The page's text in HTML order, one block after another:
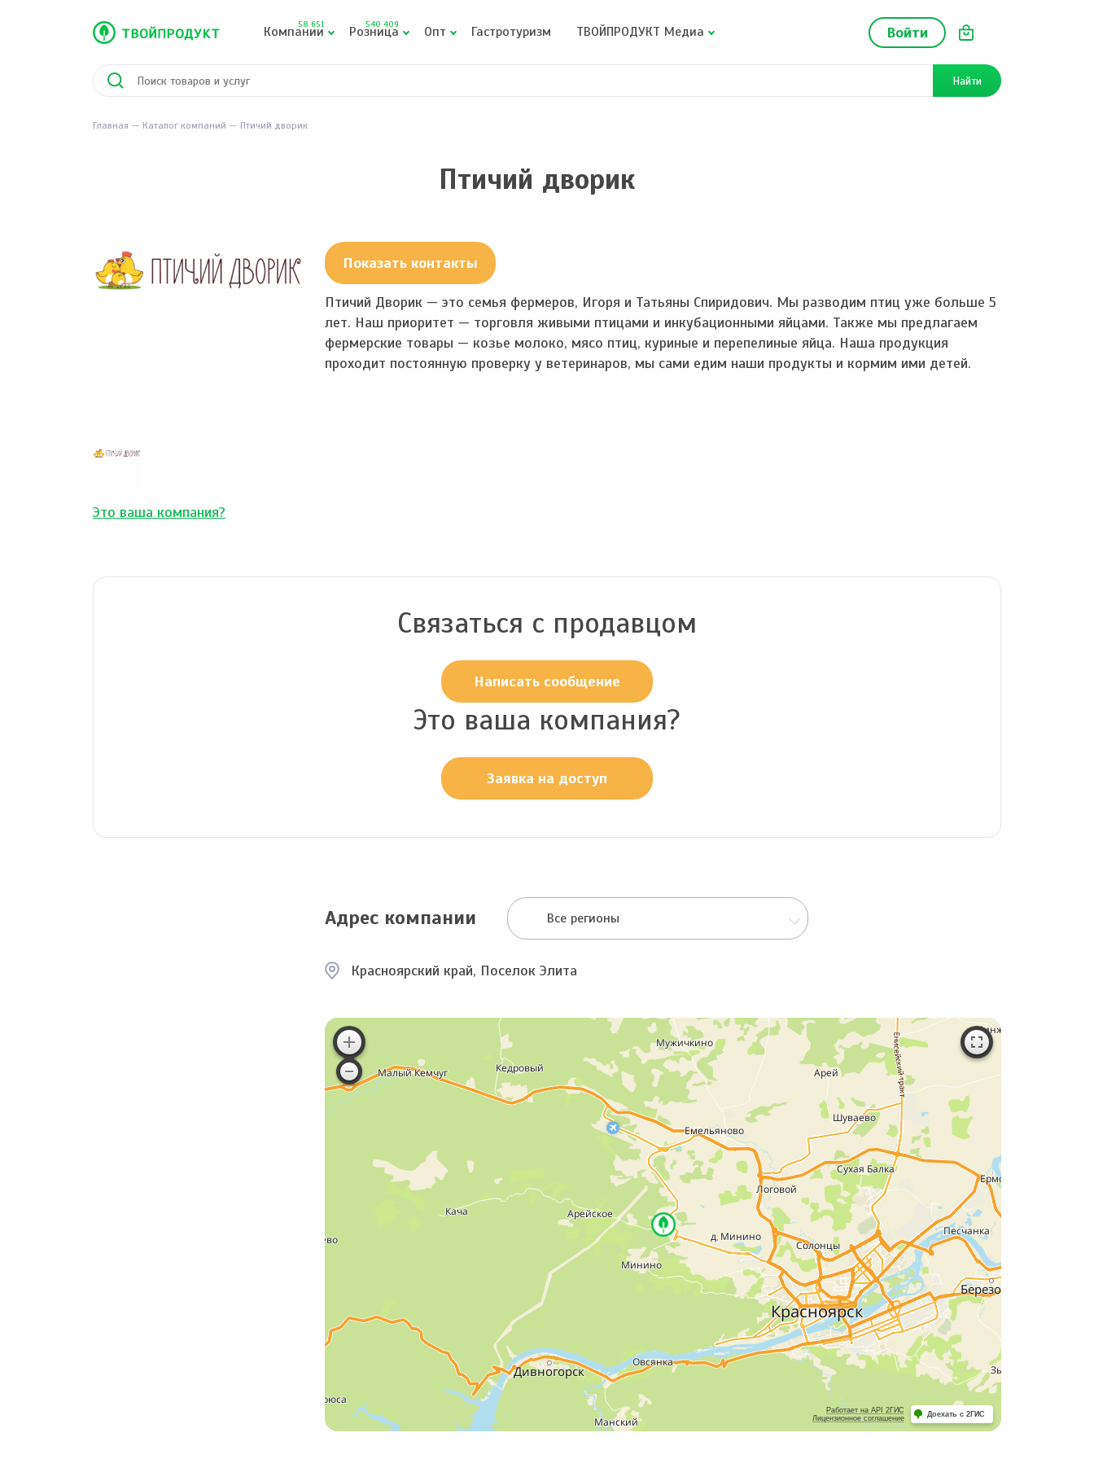
Войти
Компании
58 651 Розница
540 409 Опт Гастротуризм ТВОЙПРОДУКТ Медиа
Найти
Главная Каталог компаний Птичий дворик
Птичий дворик
Показать контакты
Птичий Дворик — это семья фермеров, Игоря и Татьяны Спиридович. Мы разводим птиц уже больше 5
лет. Наш приоритет — торговля живыми птицами и инкубационными яйцами. Также мы предлагаем
фермерские товары — козье молоко, мясо птиц, куриные и перепелиные яйца. Наша продукция
проходит постоянную проверку у ветеринаров, мы сами едим наши продукты и кормим ими детей.
Это ваша компания?
Связаться с продавцом
Написать сообщение
Это ваша компания?
Заявка на доступ
Адрес компании Все регионы
Красноярский край, Поселок Элита
Работает на API 2ГИС
Лицензионное соглашение
Доехать с 2ГИС